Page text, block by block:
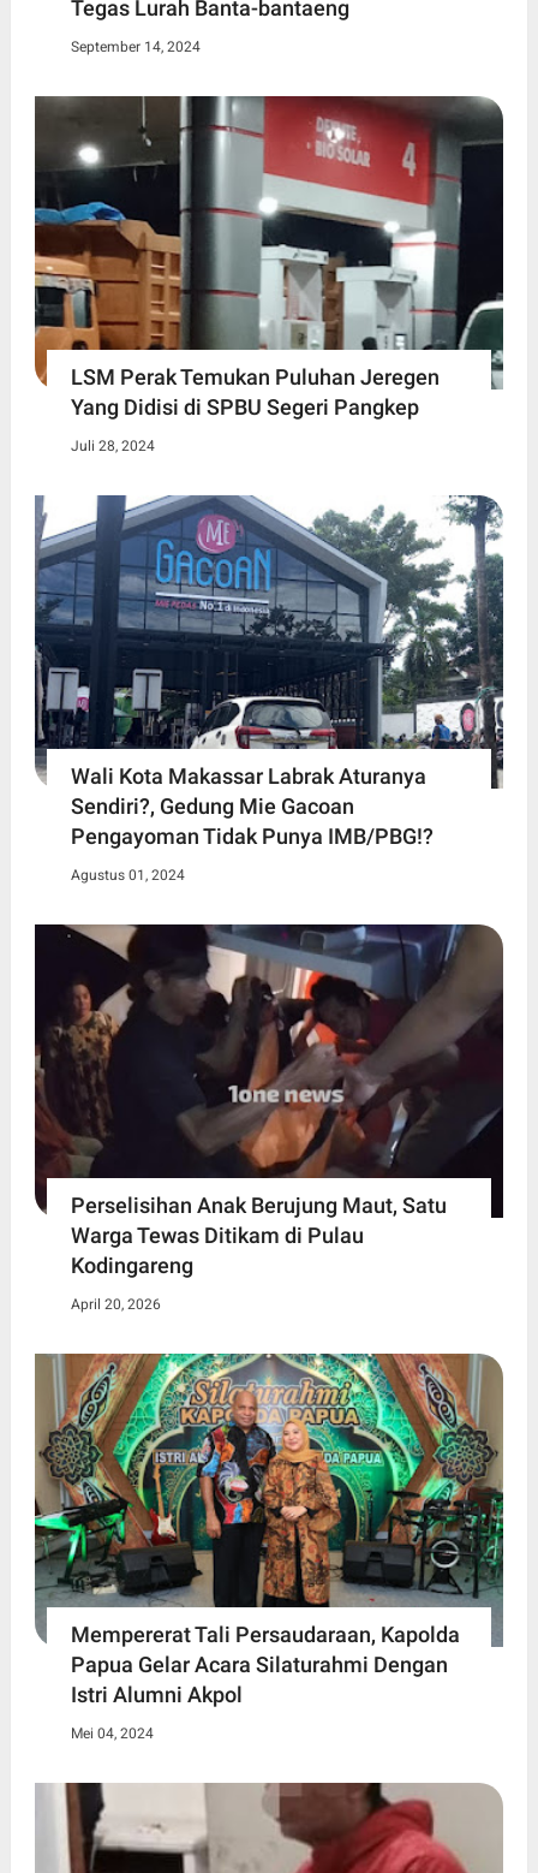
Tegas Lurah Banta-bantaeng
September 14, 2024
LSM Perak Temukan Puluhan Jeregen
Yang Didisi di SPBU Segeri Pangkep
Juli 28, 2024
Wali Kota Makassar Labrak Aturanya
Sendiri?, Gedung Mie Gacoan
Pengayoman Tidak Punya IMB/PBG!?
Agustus 01, 2024
Perselisihan Anak Berujung Maut, Satu
Warga Tewas Ditikam di Pulau
Kodingareng
April 20, 2026
Mempererat Tali Persaudaraan, Kapolda
Papua Gelar Acara Silaturahmi Dengan
Istri Alumni Akpol
Mei 04, 2024